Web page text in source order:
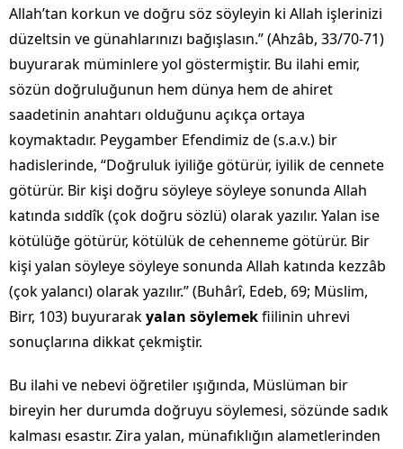
Allah’tan korkun ve doğru söz söyleyin ki Allah işlerinizi
düzeltsin ve günahlarınızı bağışlasın.” (Ahzâb, 33/70-71)
buyurarak müminlere yol göstermiştir. Bu ilahi emir,
sözün doğruluğunun hem dünya hem de ahiret
saadetinin anahtarı olduğunu açıkça ortaya
koymaktadır. Peygamber Efendimiz de (s.a.v.) bir
hadislerinde, “Doğruluk iyiliğe götürür, iyilik de cennete
götürür. Bir kişi doğru söyleye söyleye sonunda Allah
katında sıddîk (çok doğru sözlü) olarak yazılır. Yalan ise
kötülüğe götürür, kötülük de cehenneme götürür. Bir
kişi yalan söyleye söyleye sonunda Allah katında kezzâb
(çok yalancı) olarak yazılır.” (Buhârî, Edeb, 69; Müslim,
Birr, 103) buyurarakyalan söylemekfiilinin uhrevi
sonuçlarına dikkat çekmiştir.
Bu ilahi ve nebevi öğretiler ışığında, Müslüman bir
bireyin her durumda doğruyu söylemesi, sözünde sadık
kalması esastır. Zira yalan, münafıklığın alametlerinden